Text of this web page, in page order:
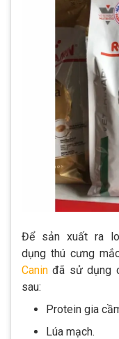
Để sản xuất ra
dụng thú cưng
Canin đã sử dụng
sau:
Protein gia
Lúa mạch.